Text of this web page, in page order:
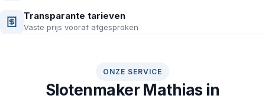
Transparante tarieven
Vaste prijs vooraf afgesproken
ONZE SERVICE
Slotenmaker Mathias in